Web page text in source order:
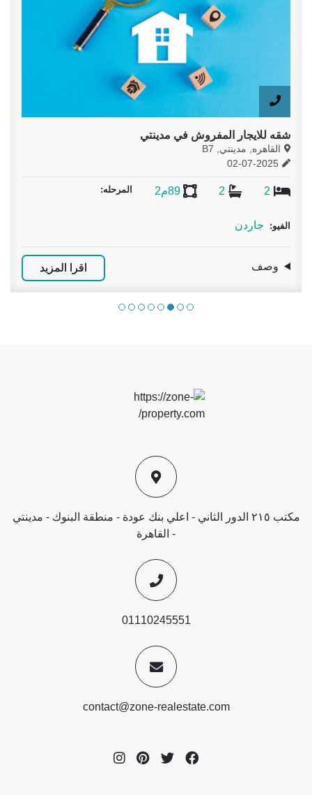
مودرن
القاهره, مدينتي, B7
13-04-2026
2
2 96م2 المرحله:
الفيو:شارع
وصف اقرا المزيد
مكتب ٢١٥ الدور الثاني - اعلي بنك عودة - منطقة البنوك - مدينتي
- القاهرة
01110245551
contact@zone-realestate.com